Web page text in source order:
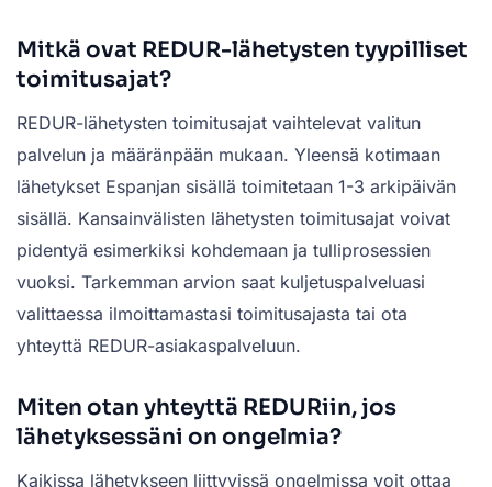
Mitkä ovat REDUR-lähetysten tyypilliset
toimitusajat?
REDUR-lähetysten toimitusajat vaihtelevat valitun
palvelun ja määränpään mukaan. Yleensä kotimaan
lähetykset Espanjan sisällä toimitetaan 1-3 arkipäivän
sisällä. Kansainvälisten lähetysten toimitusajat voivat
pidentyä esimerkiksi kohdemaan ja tulliprosessien
vuoksi. Tarkemman arvion saat kuljetuspalveluasi
valittaessa ilmoittamastasi toimitusajasta tai ota
yhteyttä REDUR-asiakaspalveluun.
Miten otan yhteyttä REDURiin, jos
lähetyksessäni on ongelmia?
Kaikissa lähetykseen liittyvissä ongelmissa voit ottaa